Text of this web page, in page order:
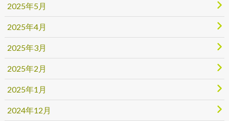
2025年5月
2025年4月
2025年3月
2025年2月
2025年1月
2024年12月